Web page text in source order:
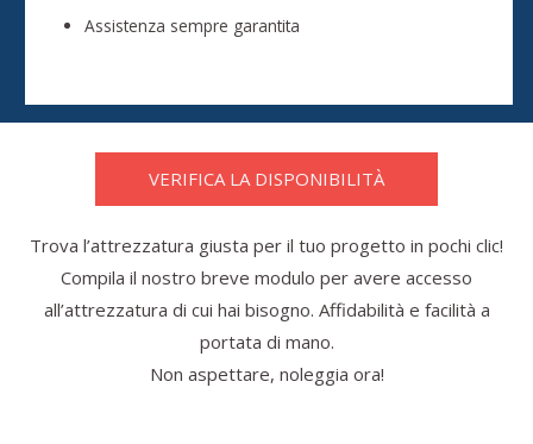
Assistenza sempre garantita
VERIFICA LA DISPONIBILITÀ
Trova l’attrezzatura giusta per il tuo progetto in pochi clic!
Compila il nostro breve modulo per avere accesso
all’attrezzatura di cui hai bisogno. Affidabilità e facilità a
portata di mano.
Non aspettare, noleggia ora!